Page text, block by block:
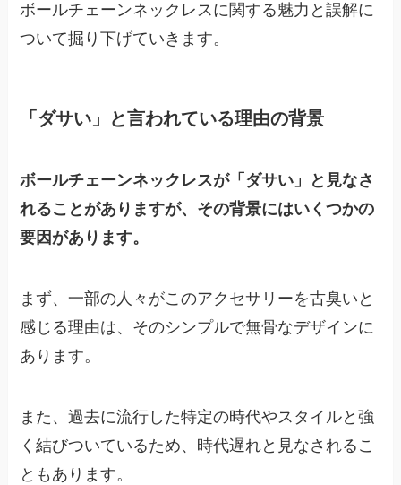
ボールチェーンネックレスに関する魅力と誤解に
ついて掘り下げていきます。
「ダサい」と言われている理由の背景
ボールチェーンネックレスが「ダサい」と見なさ
れることがありますが、その背景にはいくつかの
要因があります。
まず、一部の人々がこのアクセサリーを古臭いと
感じる理由は、そのシンプルで無骨なデザインに
あります。
また、過去に流行した特定の時代やスタイルと強
く結びついているため、時代遅れと見なされるこ
ともあります。